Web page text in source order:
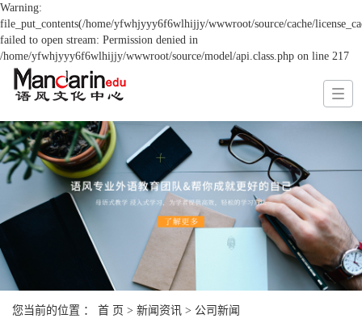
Warning:
file_put_contents(/home/yfwhjyyy6f6wlhijjy/wwwroot/source/cache/
failed to open stream: Permission denied in
/home/yfwhjyyy6f6wlhijjy/wwwroot/source/model/api.class.php on line 217
您当前的位置 ： 首 页 > 新闻资讯 > 公司新闻